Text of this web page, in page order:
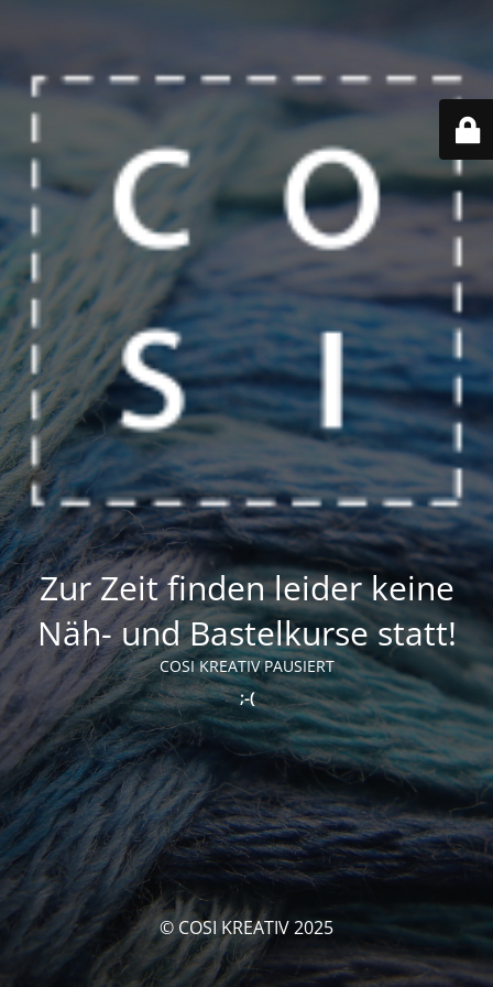
Zur Zeit finden leider keine
Näh- und Bastelkurse statt!
COSI KREATIV PAUSIERT
;-(
© COSI KREATIV 2025